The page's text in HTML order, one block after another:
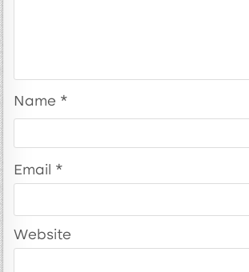
Name *
Email *
Website